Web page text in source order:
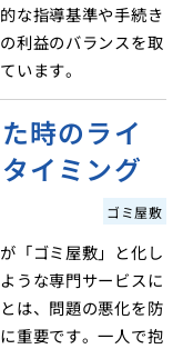
な指導基準や手続き
利益のバランスを取
います。
時のライ
イミング
ゴミ屋敷
「ゴミ屋敷」と化し
うな専門サービスに
は、問題の悪化を防
重要です。一人で抱